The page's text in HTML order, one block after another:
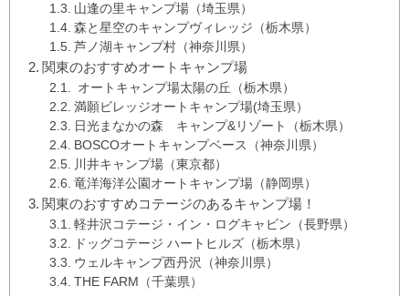
山逢の里キャンプ場（埼玉県）
森と星空のキャンプヴィレッジ（栃木県）
芦ノ湖キャンプ村（神奈川県）
関東のおすすめオートキャンプ場
オートキャンプ場太陽の丘（栃木県）
満願ビレッジオートキャンプ場(埼玉県）
日光まなかの森 キャンプ&リゾート（栃木県）
BOSCOオートキャンプベース（神奈川県）
川井キャンプ場（東京都）
竜洋海洋公園オートキャンプ場（静岡県）
関東のおすすめコテージのあるキャンプ場！
軽井沢コテージ・イン・ログキャビン（長野県）
ドッグコテージ ハートヒルズ（栃木県）
ウェルキャンプ西丹沢（神奈川県）
THE FARM（千葉県）